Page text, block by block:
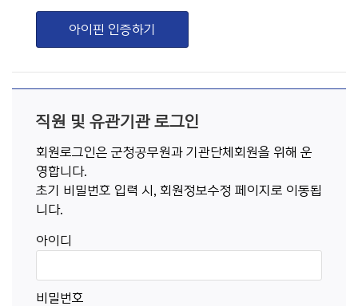
아이핀 인증하기
직원 및 유관기관 로그인
회원로그인은 군청공무원과 기관단체회원을 위해 운
영합니다.
초기 비밀번호 입력 시, 회원정보수정 페이지로 이동됩
니다.
아이디
비밀번호